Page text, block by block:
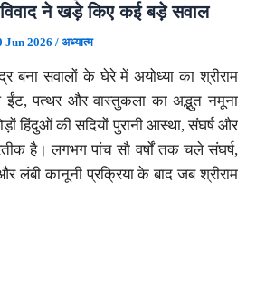
विवाद ने खड़े किए कई बड़े सवाल
Jun 2026 / अध्यात्म
बना सवालों के घेरे में अयोध्या का श्रीराम
ईंट, पत्थर और वास्तुकला का अद्भुत नमूना
हिंदुओं की सदियों पुरानी आस्था, संघर्ष और
है। लगभग पांच सौ वर्षों तक चले संघर्ष,
लंबी कानूनी प्रक्रिया के बाद जब श्रीराम